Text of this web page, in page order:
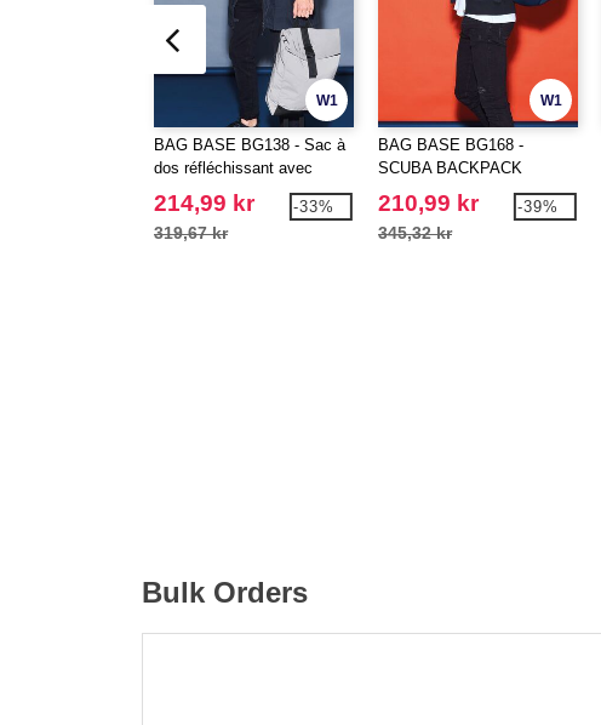
W1
BAG BASE BG138 - Sac à
dos réfléchissant avec
fermeture enroulable
214,99 kr
319,67 kr
-33%
W1
BAG BASE BG168 -
SCUBA BACKPACK
210,99 kr
345,32 kr
-39%
Bulk Orders